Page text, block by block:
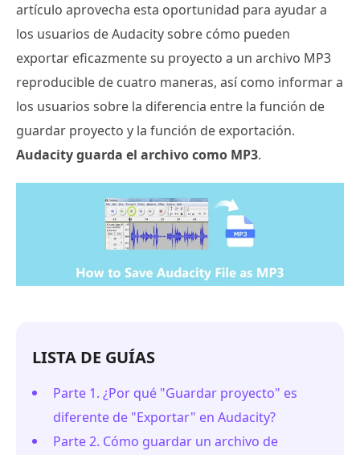
artículo aprovecha esta oportunidad para ayudar a
los usuarios de Audacity sobre cómo pueden
exportar eficazmente su proyecto a un archivo MP3
reproducible de cuatro maneras, así como informar a
los usuarios sobre la diferencia entre la función de
guardar proyecto y la función de exportación.
Audacity guarda el archivo como MP3.
LISTA DE GUÍAS
Parte 1. ¿Por qué "Guardar proyecto" es
diferente de "Exportar" en Audacity?
Parte 2. Cómo guardar un archivo de